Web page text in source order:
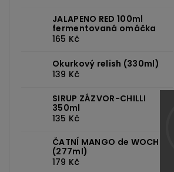
JALAPENO RED 100ml
fermentovaná omáčka
165 Kč
Okurkový relish (330ml)
139 Kč
SIRUP ZÁZVOR-CHILLI
350ml
135 Kč
ČATNÍ MANGO de WOCH
(277ml)
179 Kč